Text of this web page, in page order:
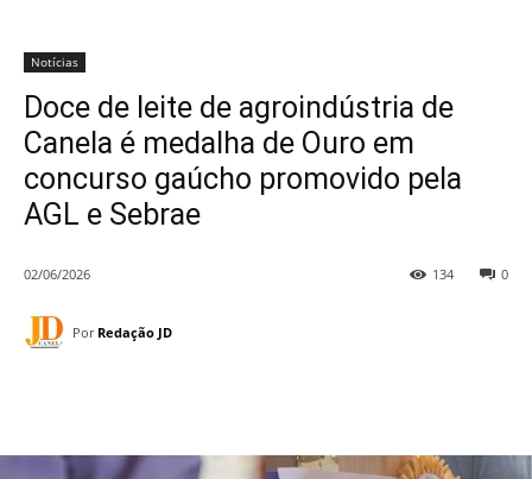
Notícias
Doce de leite de agroindústria de
Canela é medalha de Ouro em
concurso gaúcho promovido pela
AGL e Sebrae
02/06/2026 0
134
Por Redação JD